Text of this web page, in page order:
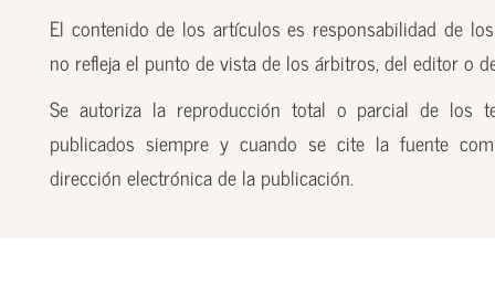
El contenido de los artículos es responsabilidad de
no refleja el punto de vista de los árbitros, del editor o
Se autoriza la reproducción total o parcial de los
publicados siempre y cuando se cite la fuente
dirección electrónica de la publicación.